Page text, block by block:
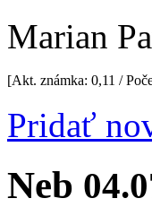
Marian
[Akt. známka: 0,11 /
Pridať
Neb